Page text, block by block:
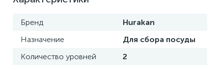
Бренд
Hurakan
Назначение
Для сбора посуды
Количество уровней
2